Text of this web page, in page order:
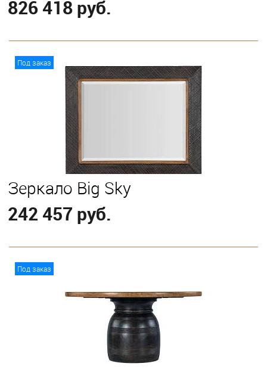
826 418 руб.
Под заказ
Зеркало Big Sky
242 457 руб.
Под заказ